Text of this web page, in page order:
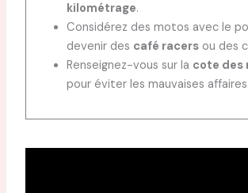
kilométrage.
Considérez des motos avec le
devenir des café racersou des
Renseignez-vous sur la cote des
pour éviter les mauvaises affaires.